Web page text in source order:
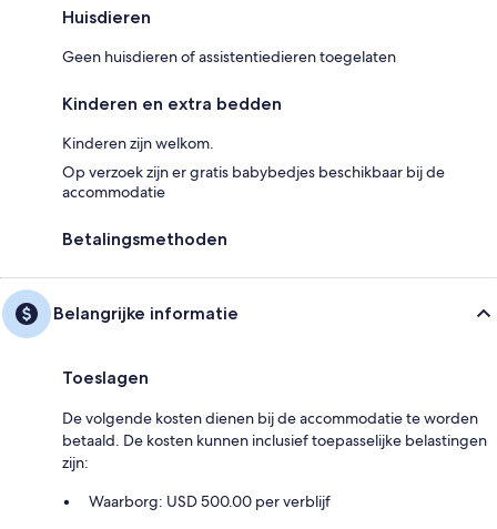
Huisdieren
Geen huisdieren of assistentiedieren toegelaten
Kinderen en extra bedden
Kinderen zijn welkom.
Op verzoek zijn er gratis babybedjes beschikbaar bij de
accommodatie
Betalingsmethoden
Belangrijke informatie
Toeslagen
De volgende kosten dienen bij de accommodatie te worden
betaald. De kosten kunnen inclusief toepasselijke belastingen
zijn:
Waarborg: USD 500.00 per verblijf